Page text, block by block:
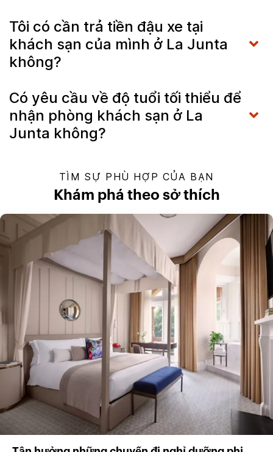
Tôi có cần trả tiền đậu xe tại
khách sạn của mình ở La Junta
không?
Có yêu cầu về độ tuổi tối thiểu để
nhận phòng khách sạn ở La
Junta không?
TÌM SỰ PHÙ HỢP CỦA BẠN
Khám phá theo sở thích